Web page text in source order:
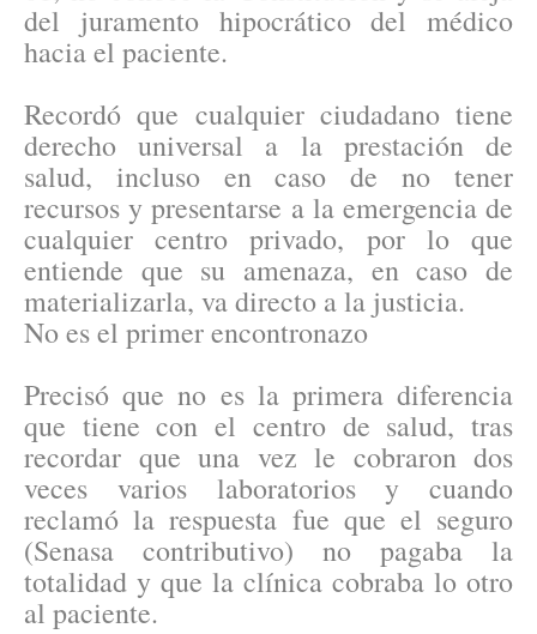
del juramento hipocrático del médico
hacia el paciente.
Recordó que cualquier ciudadano tiene
derecho universal a la prestación de
salud, incluso en caso de no tener
recursos y presentarse a la emergencia de
cualquier centro privado, por lo que
entiende que su amenaza, en caso de
materializarla, va directo a la justicia.
No es el primer encontronazo
Precisó que no es la primera diferencia
que tiene con el centro de salud, tras
recordar que una vez le cobraron dos
veces varios laboratorios y cuando
reclamó la respuesta fue que el seguro
(Senasa contributivo) no pagaba la
totalidad y que la clínica cobraba lo otro
al paciente.